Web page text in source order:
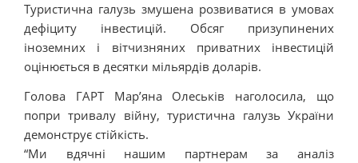
Туристична галузь змушена розвиватися в умовах
дефіциту інвестицій. Обсяг призупинених
іноземних і вітчизняних приватних інвестицій
оцінюється в десятки мільярдів доларів.
Голова ГАРТ Мар’яна Олеськів наголосила, що
попри тривалу війну, туристична галузь України
демонструє стійкість.
“Ми вдячні нашим партнерам за аналіз